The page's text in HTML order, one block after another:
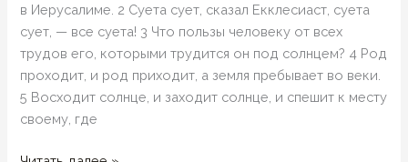
в Иерусалиме. 2 Суета сует, сказал Екклесиаст, суета
сует, — все суета! 3 Что пользы человеку от всех
трудов его, которыми трудится он под солнцем? 4 Род
проходит, и род приходит, а земля пребывает во веки.
5 Восходит солнце, и заходит солнце, и спешит к месту
своему, где